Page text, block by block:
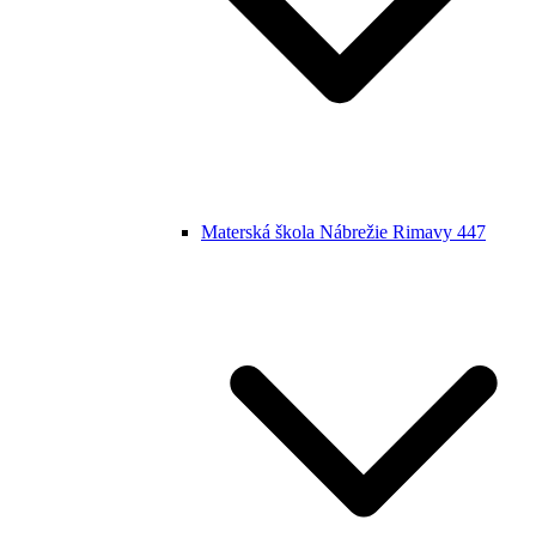
Materská škola Nábrežie Rimavy 447